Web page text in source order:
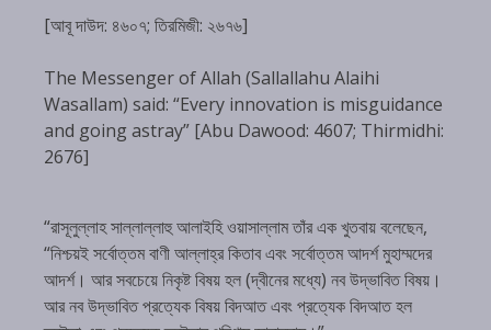
[আবূ দাউদ: ৪৬০৭; তিরমিজী: ২৬৭৬]
The Messenger of Allah (Sallallahu Alaihi
Wasallam) said: “Every innovation is misguidance
and going astray” [Abu Dawood: 4607; Thirmidhi:
2676]
“রাসূলুল্লাহ সাল্লাল্লাহু আলাইহি ওয়াসাল্লাম তাঁর এক খুতবায় বলেছেন,
“নিশ্চয়ই সর্বোত্তম বাণী আল্লাহ্‌র কিতাব এবং সর্বোত্তম আদর্শ মুহাম্মদের
আদর্শ। আর সবচেয়ে নিকৃষ্ট বিষয় হল (দ্বীনের মধ্যে) নব উদ্ভাবিত বিষয়।
আর নব উদ্ভাবিত প্রত্যেক বিষয় বিদআত এবং প্রত্যেক বিদআত হল